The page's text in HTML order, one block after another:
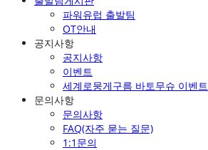
파워유럽 출발팀
OT안내
공지사항
공지사항
이벤트
세계로뭉게구름 바토무슈 이벤트
문의사항
문의사항
FAQ(자주 묻는 질문)
1:1문의